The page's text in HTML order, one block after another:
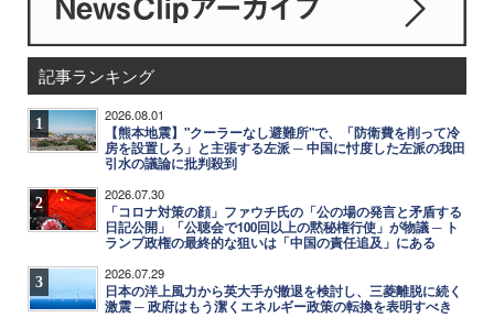
記事ランキング
1 2026.08.01
【熊本地震】"クーラーなし避難所"で、「防衛費を削って冷
房を設置しろ」と主張する左派 ─ 中国に忖度した左派の我田
引水の議論に批判殺到
2 2026.07.30
「コロナ対策の顔」ファウチ氏の「公の場の発言と矛盾する
日記公開」「公聴会で100回以上の黙秘権行使」が物議 ─ ト
ランプ政権の最終的な狙いは「中国の責任追及」にある
3 2026.07.29
日本の洋上風力から英大手が撤退を検討し、三菱離脱に続く
激震 ─ 政府はもう潔くエネルギー政策の転換を表明すべき